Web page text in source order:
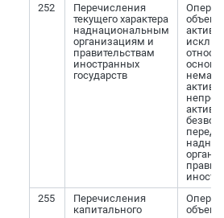
252
Перечисления
текущего характера
наднациональным
организациям и
правительствам
иностранных
государств
255
Перечисления
капитального